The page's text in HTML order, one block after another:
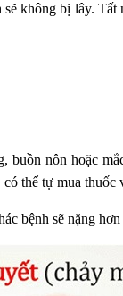
không bị lây.
nôn hoặc
thể tự mua
bệnh sẽ nặng